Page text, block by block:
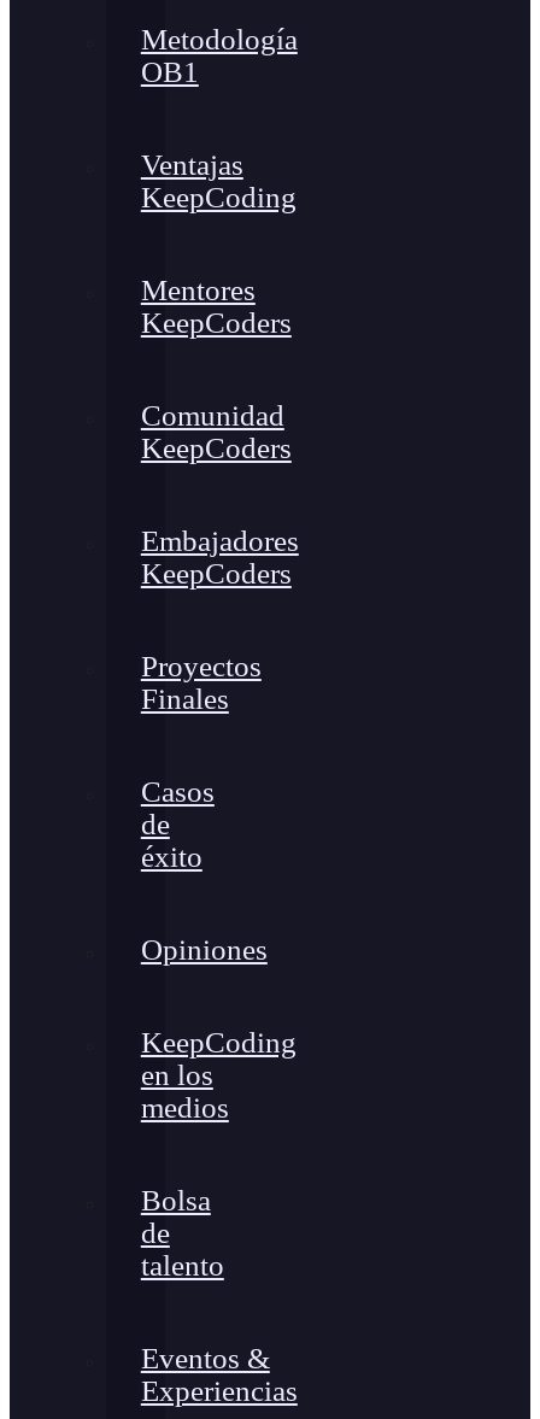
Metodología
OB1
Ventajas
KeepCoding
Mentores
KeepCoders
Comunidad
KeepCoders
Embajadores
KeepCoders
Proyectos
Finales
Casos
de
éxito
Opiniones
KeepCoding
en los
medios
Bolsa
de
talento
Eventos &
Experiencias